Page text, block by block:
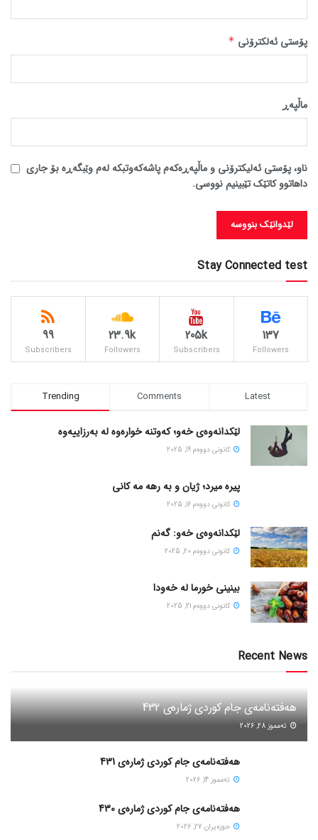
پۆستی ئەلکترۆنی *
ماڵپه‌ڕ
ناو، پۆستی ئەلیکترۆنی و ماڵپەڕەکەم پاشەکەوتبکە لەم وێبگەڕە بۆ جاری
داهاتوو کاتێک تێبینیم نووسی.
Stay Connected test
137
Followers
205k
Subscribers
23.9k
Followers
99
Subscribers
Trending Comments Latest
لێکدانەوەی خەو؛ کەوتنە خوارەوە لە بەرزاییەوە
كانونی دووه‌م 19, 2025
پیره میرد؛ ژیان و به رهه مه کانی
كانونی دووه‌م 16, 2025
لێکدانەوەی خەو: گەنم
كانونی دووه‌م 20, 2025
بینینی خورما لە خەودا
كانونی دووه‌م 21, 2025
Recent News
هەفتەنامەی جام کوردی ژمارەی 432
ته‌مموز 28, 2026
هەفتەنامەی جام کوردی ژمارەی 431
ته‌مموز 14, 2026
هەفتەنامەی جام کوردی ژمارەی 430
حوزه‌یران 27, 2026